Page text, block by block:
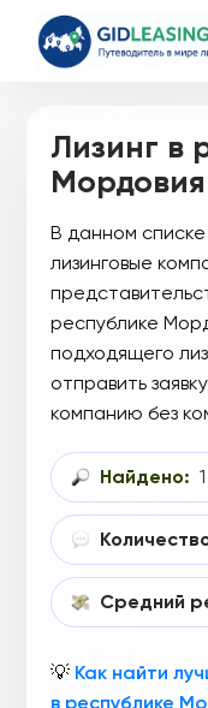
Лизинг в
Мордовия
В данном
лизинговые
республике
подходящего
отправить
компанию без
Найдено:
Средний
💡 Как найти
в республике